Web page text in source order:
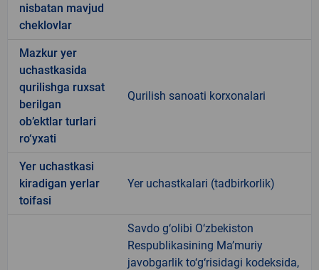
nisbatan mavjud
cheklovlar
Mazkur yer
uchastkasida
qurilishga ruxsat
berilgan
ob’ektlar turlari
ro‘yxati
Qurilish sanoati korxonalari
Yer uchastkasi
kiradigan yerlar
toifasi
Yer uchastkalari (tadbirkorlik)
Savdo g‘olibi O‘zbekiston
Respublikasining Ma’muriy
javobgarlik to‘g‘risidagi kodeksida,